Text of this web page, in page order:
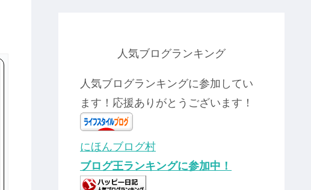
人気ブログランキング
人気ブログランキングに参加してい
ます！応援ありがとうございます！
にほんブログ村
ブログ王ランキングに参加中！